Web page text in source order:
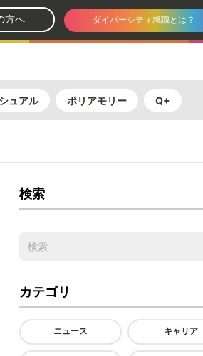
方へ ダイバーシティ就職とは？
ュアル ポリアモリー Q+
検索
カテゴリ
ニュース キャリア